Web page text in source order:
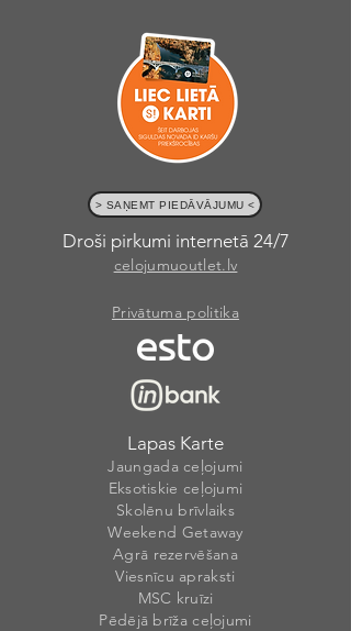
> SAŅEMT PIEDĀVĀJUMU <
Droši pirkumi internetā 24/7
celojumuoutlet.lv
Privātuma politika
Lapas Karte
Jaungada ceļojumi
Eksotiskie ceļojumi
Skolēnu brīvlaiks
Weekend Getaway
Agrā rezervēšana
Viesnīcu apraksti
MSC kruīzi
Pēdējā brīža ceļojumi